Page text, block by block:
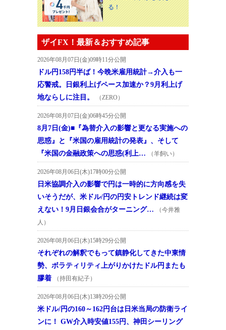
る！
ザイFX！最新＆おすすめ記事
2026年08月07日(金)09時11分公開
ドル円158円半ば！今晩米雇用統計→介入も一
応警戒。日銀利上げペース加速か？9月利上げ
地ならしに注目。
（ZERO）
2026年08月07日(金)06時45分公開
8月7日(金)■『為替介入の影響と更なる実施への
思惑』と『米国の雇用統計の発表』、そして
『米国の金融政策への思惑(利上…
（羊飼い）
2026年08月06日(木)17時00分公開
日米協調介入の影響で円は一時的に方向感を失
いそうだが、米ドル/円の円安トレンド継続は変
えない！9月日銀会合がターニング…
（今井雅
人）
2026年08月06日(木)15時29分公開
それぞれの解釈でもって鎮静化してきた中東情
勢、ボラティリティ上がりかけたドル円またも
膠着
（持田有紀子）
2026年08月06日(木)13時20分公開
米ドル/円の160～162円台は日米当局の防衛ライ
ンに！ GW介入時安値155円、神田シーリング